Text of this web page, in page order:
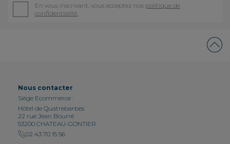
En vous inscrivant, vous acceptez nos politique de
confidentialité.
Nous contacter
Siège Ecommerce :
Hôtel de Quatrebarbes
22 rue Jean Bourré
53200 CHATEAU-GONTIER
02 43 70 15 56